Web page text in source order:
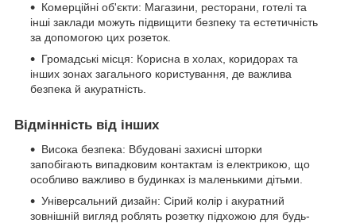
Комерційні об'єкти: Магазини, ресторани, готелі та
інші заклади можуть підвищити безпеку та естетичність
за допомогою цих розеток.
Громадські місця: Корисна в холах, коридорах та
інших зонах загального користування, де важлива
безпека й акуратність.
Відмінність від інших
Висока безпека: Вбудовані захисні шторки
запобігають випадковим контактам із електрикою, що
особливо важливо в будинках із маленькими дітьми.
Універсальний дизайн: Сірий колір і акуратний
зовнішній вигляд роблять розетку підхожою для будь-